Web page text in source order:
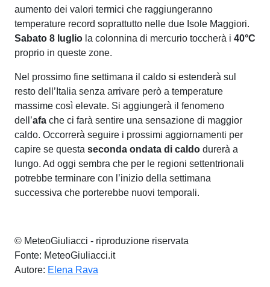
aumento dei valori termici che raggiungeranno
temperature record soprattutto nelle due Isole Maggiori.
Sabato 8 luglio la colonnina di mercurio toccherà i 40°C
proprio in queste zone.
Nel prossimo fine settimana il caldo si estenderà sul
resto dell’Italia senza arrivare però a temperature
massime così elevate. Si aggiungerà il fenomeno
dell’afa che ci farà sentire una sensazione di maggior
caldo. Occorrerà seguire i prossimi aggiornamenti per
capire se questa seconda ondata di caldo durerà a
lungo. Ad oggi sembra che per le regioni settentrionali
potrebbe terminare con l’inizio della settimana
successiva che porterebbe nuovi temporali.
© MeteoGiuliacci - riproduzione riservata
Fonte: MeteoGiuliacci.it
Autore: Elena Rava